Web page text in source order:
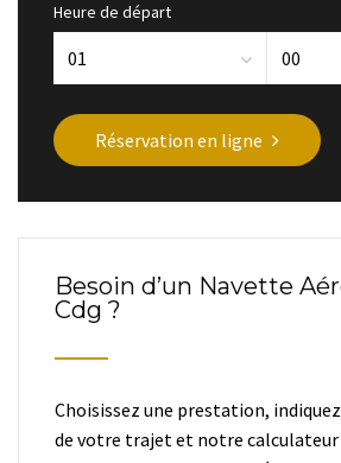
Heure de départ
Réservation en ligne
Besoin d’un Navette
Cdg ?
Choisissez une prestation,
de votre trajet et notre calculateur